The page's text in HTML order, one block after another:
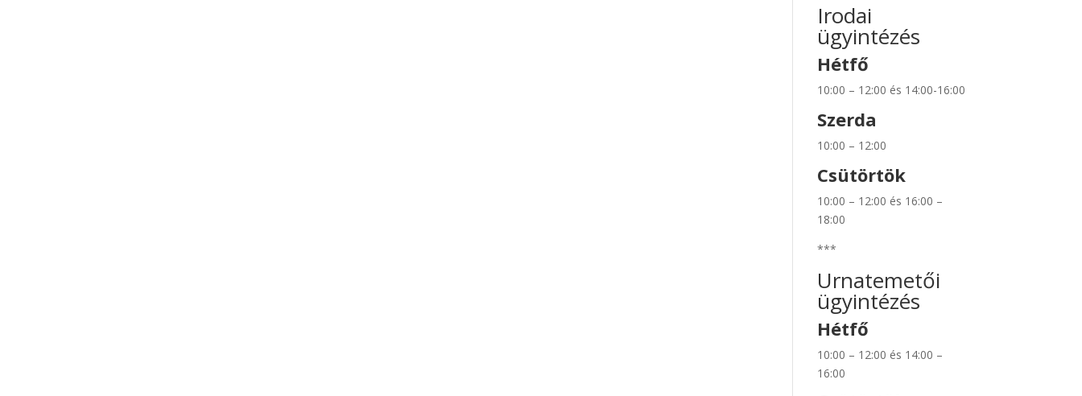
Irodai
ügyintézés
Hétfő
10:00 – 12:00 és 14:00-16:00
Szerda
10:00 – 12:00
Csütörtök
10:00 – 12:00 és 16:00 –
18:00
***
Urnatemetői
ügyintézés
Hétfő
10:00 – 12:00 és 14:00 –
16:00